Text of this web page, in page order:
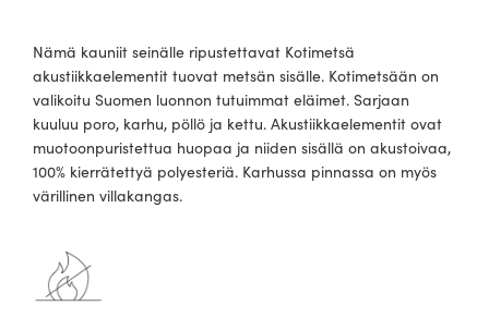
Nämä kauniit seinälle ripustettavat Kotimetsä
akustiikkaelementit tuovat metsän sisälle. Kotimetsään on
valikoitu Suomen luonnon tutuimmat eläimet. Sarjaan
kuuluu poro, karhu, pöllö ja kettu. Akustiikkaelementit ovat
muotoonpuristettua huopaa ja niiden sisällä on akustoivaa,
100% kierrätettyä polyesteriä. Karhussa pinnassa on myös
värillinen villakangas.